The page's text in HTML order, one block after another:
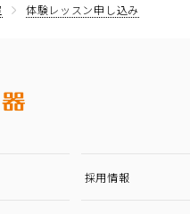
体験レッスン申し込み
採用情報